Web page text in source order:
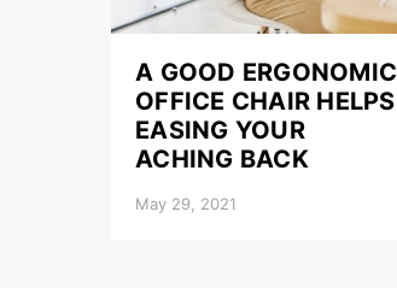
A GOOD ERGONOMIC
OFFICE CHAIR HELPS
EASING YOUR
ACHING BACK
May 29, 2021